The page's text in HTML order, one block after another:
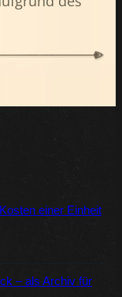
einer Einheit
– als Archiv für